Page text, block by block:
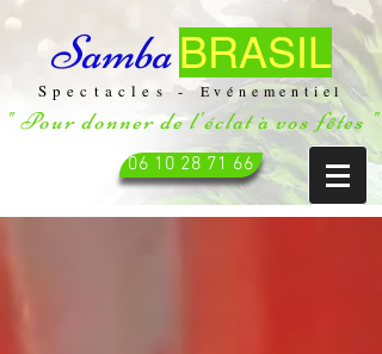
SambaBRASIL
06 10 28 71 66
Spectacles -Evénementiel
" Pour donner de l'éclat à vos fêtes "